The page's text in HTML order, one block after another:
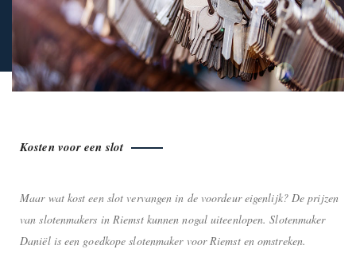
Kosten voor een slot
Maar wat kost een slot vervangen in de voordeur eigenlijk? De prijzen
van slotenmakers in Riemst kunnen nogal uiteenlopen. Slotenmaker
Daniël is een goedkope slotenmaker voor Riemst en omstreken.